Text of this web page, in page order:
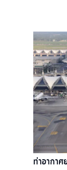
ท่าอากา